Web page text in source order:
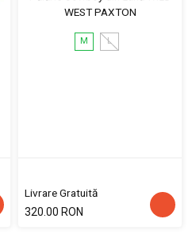
WEST PAXTON
M L
Livrare Gratuită
320.00 RON